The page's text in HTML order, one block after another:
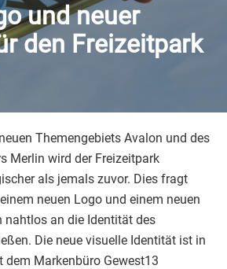
und neuer
den Freizeitpark
Themengebiets Avalon und des
Merlin wird der Freizeitpark
als jemals zuvor. Dies fragt
neuen Logo und einem neuen
nahtlos an die Identität des
Die neue visuelle Identität ist in
Markenbüro Gewest13